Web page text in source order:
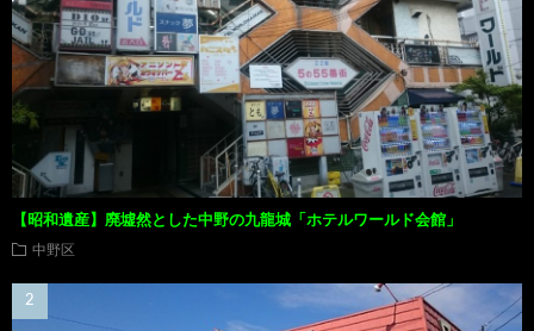
【昭和遺産】廃墟然とした中野の九龍城「ホテルワールド会館」
中野区